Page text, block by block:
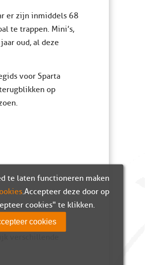
er zijn inmiddels 68
te trappen. Mini’s,
oud, al deze
voor Sparta
op
verschillende
te laten functioneren maken
. Accepteer deze door op
cookies" te klikken.
cookies